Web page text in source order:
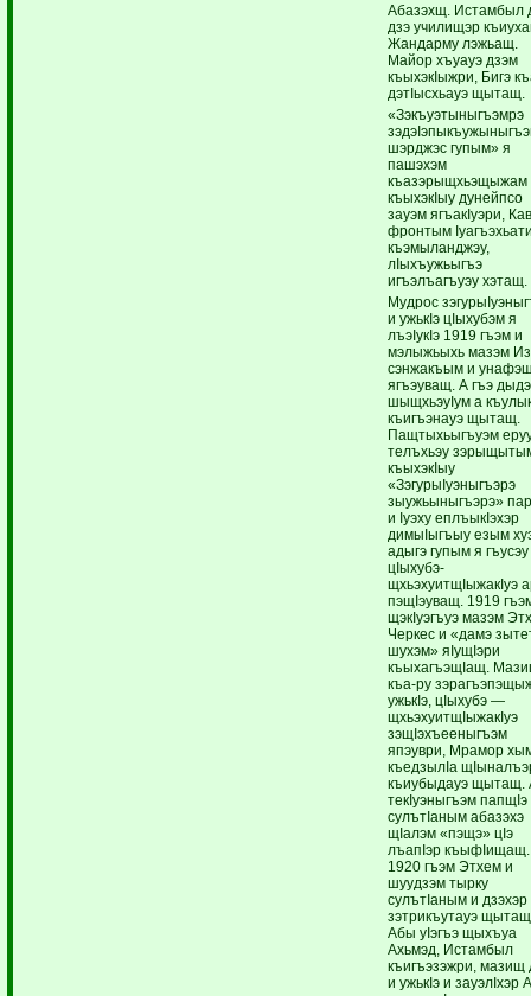
Абазэхщ. Истамбыл
дзэ училищэр
Жандарму лэжьащ.
Майор хъуауэ дзэм
къыхэкIыжри, Бигэ
дэтIысхьауэ щытащ.
«Зэкъуэтыныгъэмрэ
шэрджэс гупым» я
пашэхэм
къазэрыщхьэщыжам
къыхэкIыу дунейпсо
зауэм ягъакIуэри,
фронтым
къэмыланджэу,
лIыхъужьыгъэ
игъэлъагъуэу хэтащ.
Мудрос
и ужькIэ цIыхубэм я
лъэIукIэ 1919 гъэм и
мэлыжьыхь мазэм
сэнжакъым и
ягъэуващ. А гъэ
шыщхьэуIум а
къигъэнауэ щытащ.
Пащтыхьыгъуэм
телъхьэу
къыхэкIыу
«ЗэгурыIуэныгъэрэ
зыужьыныгъэрэ»
и Iуэху еплъыкIэхэр
димыIыгъыу езым
адыгэ гупым я гъусэу
цIыхубэ-
щхьэхуитщIыжакIуэ
пэщIэуващ. 1919
щэкIуэгъуэ мазэм
Черкес и «дамэ
шухэм» яIущIэри
къыхагъэщIащ.
къа-ру
ужькIэ, цIыхубэ —
щхьэхуитщIыжакIуэ
зэщIэхъееныгъэм
япэуври, Мрамор
къедзылIа
къиубыдауэ щытащ.
текIуэныгъэм папщIэ
сулътIаным абазэхэ
щIалэм «пэщэ» цIэ
лъапIэр къыфIищащ.
1920 гъэм Этхем и
шуудзэм тырку
сулътIаным и дзэхэр
зэтрикъутауэ
Абы уIэгъэ щыхъуа
Ахьмэд, Истамбыл
къигъэзэжри, мазищ
и ужькIэ и зауэлIхэр